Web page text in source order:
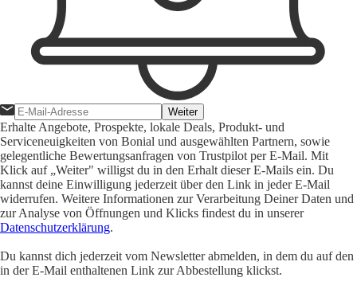
Weiter
Erhalte Angebote, Prospekte, lokale Deals, Produkt- und
Serviceneuigkeiten von Bonial und ausgewählten Partnern, sowie
gelegentliche Bewertungsanfragen von Trustpilot per E-Mail. Mit
Klick auf „Weiter" willigst du in den Erhalt dieser E-Mails ein. Du
kannst deine Einwilligung jederzeit über den Link in jeder E-Mail
widerrufen. Weitere Informationen zur Verarbeitung Deiner Daten und
zur Analyse von Öffnungen und Klicks findest du in unserer
Datenschutzerklärung.
Du kannst dich jederzeit vom Newsletter abmelden, in dem du auf den
in der E-Mail enthaltenen Link zur Abbestellung klickst.